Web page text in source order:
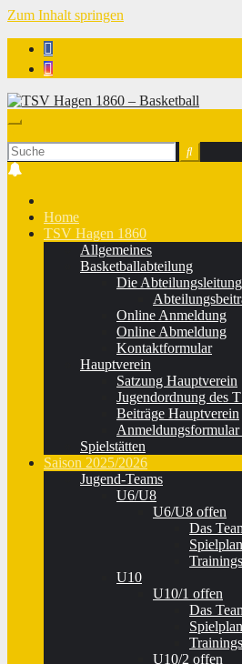
Zum Inhalt springen
Home
TSV Hagen 1860
Allgemeines
Basketballabteilung
Die
Online Anmeldung
Online Abmeldung
Kontaktformular
Hauptverein
Satzung Hauptverein
Jugendordnung des
Beiträge Hauptverein
Spielstätten
Saison 2025/2026
Jugend-Teams
U6/U8
U6/U8 offen
Das
Spielplan
U10
U10/1 offen
Das
Spielplan
U10/2 offen